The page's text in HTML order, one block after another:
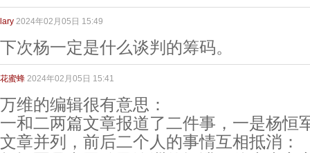
lary 2024年02月05日 15:49
下次杨一定是什么谈判的筹码。
花蜜蜂 2024年02月05日 15:41
万维的编辑很有意思：
一和二两篇文章报道了二件事，一是杨恒
文章并列，前后二个人的事情互相抵消：